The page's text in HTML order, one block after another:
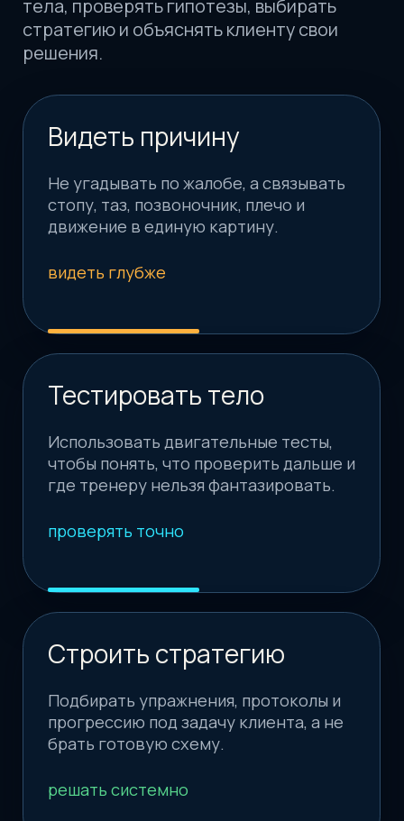
Консультация
по курсу
Оставьте заявку и мы подробно
расскажем вам про курс и ответим на
все интересующие вопросы
Получить тест-драйв
Вы выбираете удобный вариант оплаты,
бронируете место и получаете понятный
вход в курс без лишней суеты.
Оформление
Доступ
КАК ПРОХОДИТ ОБУЧЕНИЕ
завалили материалом. У курса есть
логика: доступ, модули, практика,
итоговый документ.
Понятный маршрут